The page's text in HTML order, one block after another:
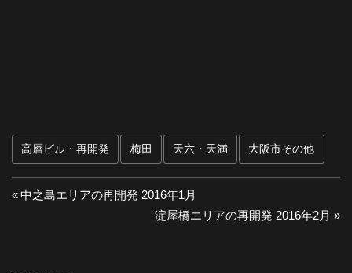
高層ビル・再開発 梅田 天六・天満 大阪市その他
投
前
中之島エリアの再開発 2016年1月
次
淀屋橋エリアの再開発 2016年2月